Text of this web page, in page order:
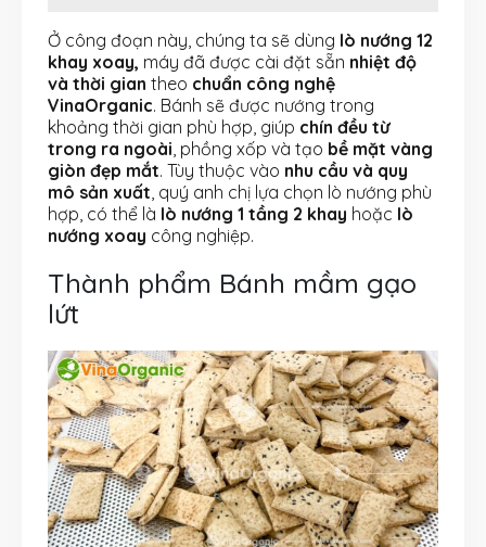
Ở công đoạn này, chúng ta sẽ dùng lò nướng 12
khay xoay, máy đã được cài đặt sẵn nhiệt độ
và thời gian theo chuẩn công nghệ
VinaOrganic. Bánh sẽ được nướng trong
khoảng thời gian phù hợp, giúp chín đều từ
trong ra ngoài , phồng xốp và tạo bề mặt vàng
giòn đẹp mắt. Tùy thuộc vào nhu cầu và quy
mô sản xuất , quý anh chị lựa chọn lò nướng phù
hợp, có thể là lò nướng 1 tầng 2 khay hoặc lò
nướng xoay công nghiệp.
Thành phẩm Bánh mầm gạo
lứt